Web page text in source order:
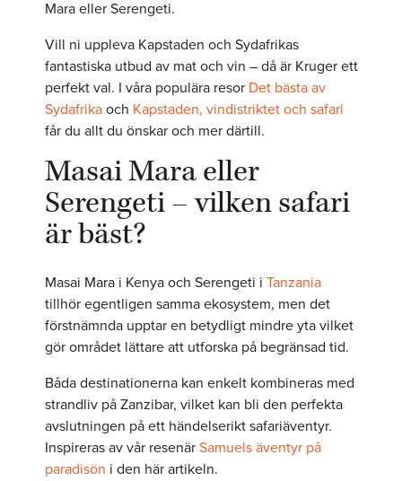
Mara eller Serengeti.
Vill ni uppleva Kapstaden och Sydafrikas
fantastiska utbud av mat och vin – då är Kruger ett
perfekt val. I våra populära resor Det bästa av
Sydafrikaoch Kapstaden, vindistriktet och safari
får du allt du önskar och mer därtill.
Masai Mara eller
Serengeti – vilken safari
är bäst?
Masai Mara i Kenya och Serengeti i Tanzania
tillhör egentligen samma ekosystem, men det
förstnämnda upptar en betydligt mindre yta vilket
gör området lättare att utforska på begränsad tid.
Båda destinationerna kan enkelt kombineras med
strandliv på Zanzibar, vilket kan bli den perfekta
avslutningen på ett händelserikt safariäventyr.
Inspireras av vår resenärSamuels äventyr på
paradisön i den här artikeln.